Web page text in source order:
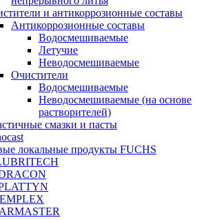
и антикоррозионные составы
Антикоррозионные составы
Водосмешиваемые
Летучие
Неводосмешиваемые
Очистители
Водосмешиваемые
Неводосмешиваемые (на основе
растворителей)
смазки и пасты
локальные продукты FUCHS